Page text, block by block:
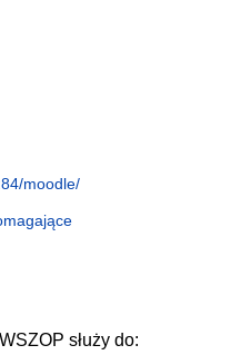
moodle/
służy do: